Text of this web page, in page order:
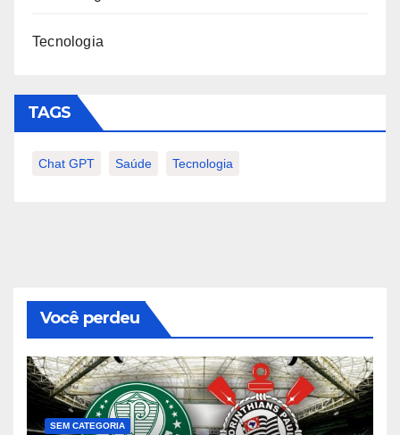
Tecnologia
TAGS
Chat GPT Saúde Tecnologia
Você perdeu
SEM CATEGORIA